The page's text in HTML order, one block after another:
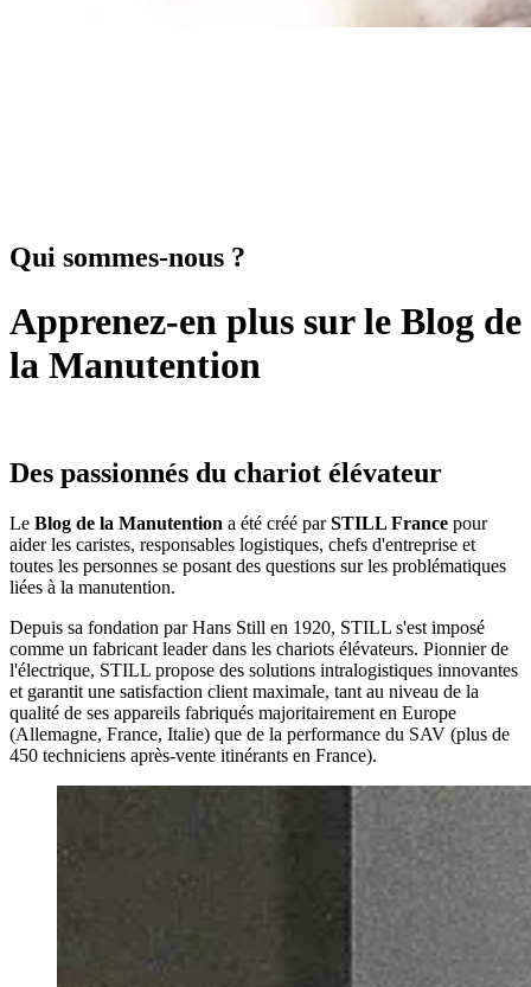
Qui sommes-nous ?
Apprenez-en plus sur le Blog de
la Manutention
Des passionnés du chariot élévateur
Le Blog de la Manutention a été créé parSTILL France pour
aider les caristes, responsables logistiques, chefs d'entreprise et
toutes les personnes se posant des questions sur les problématiques
liées à la manutention.
Depuis sa fondation par Hans Still en 1920, STILL s'est imposé
comme un fabricant leader dans les chariots élévateurs. Pionnier de
l'électrique, STILL propose des solutions intralogistiques innovantes
et garantit une satisfaction client maximale, tant au niveau de la
qualité de ses appareils fabriqués majoritairement en Europe
(Allemagne, France, Italie) que de la performance du SAV (plus de
450 techniciens après-vente itinérants en France).